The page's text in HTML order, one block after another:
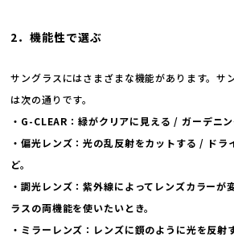
2．機能性で選ぶ
サングラスにはさまざまな機能があります。サ
は次の通りです。
・G-CLEAR：緑がクリアに見える / ガーデニン
・偏光レンズ：光の乱反射をカットする / ドラ
ど。
・調光レンズ：紫外線によってレンズカラーが
ラスの両機能を使いたいとき。
・ミラーレンズ：レンズに鏡のように光を反射